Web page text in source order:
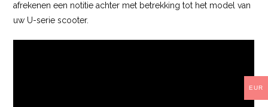
afrekenen een notitie achter met betrekking tot het model van
uw U-serie scooter.
EUR